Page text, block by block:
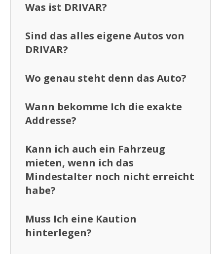
Was ist DRIVAR?
Sind das alles eigene Autos von
DRIVAR?
Wo genau steht denn das Auto?
Wann bekomme Ich die exakte
Addresse?
Kann ich auch ein Fahrzeug
mieten, wenn ich das
Mindestalter noch nicht erreicht
habe?
Muss Ich eine Kaution
hinterlegen?